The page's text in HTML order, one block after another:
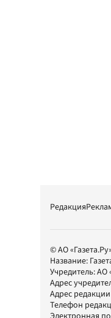
Редакция
© АО
Название:
Учредитель:АО
Адрес
Адрес
Телефон